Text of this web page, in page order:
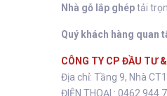
Nhà gỗ lắp ghéptải
Quý khách hàng quan
CÔNG TY CP ĐẦU TƯ
Địa chỉ: Tầng 9, Nhà
ĐIỆN THOẠI : 0462 944